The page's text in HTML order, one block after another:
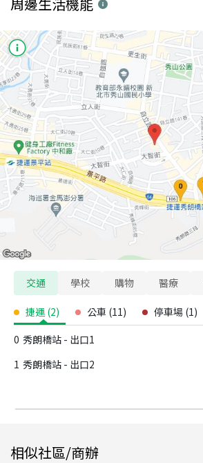
交通 學校 購物 醫療
捷運 (2) 公車 (11) 停車場 (1)
0 秀朗橋站 - 出口1
1 秀朗橋站 - 出口2
相似社區/商辦